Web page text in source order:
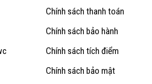
Chính sách thanh toán
Chính sách bảo hành
Chính sách tích điểm
Chính sách bảo mật